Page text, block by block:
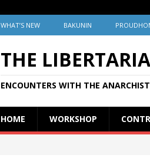
WHAT’S NEW BAKUNIN
THE
ENCOUNTERS WITH THE
HOME WORKSHOP